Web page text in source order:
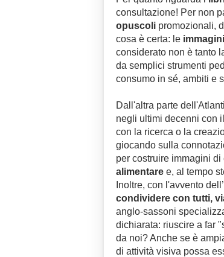
consultazione! Per non
opuscoli promozionali,
cosa è certa: le
considerato non è tanto
da semplici strumenti
consumo in sé, ambiti e
Dall'altra parte
negli ultimi decenni con
con la ricerca o la
giocando sulla
per costruire immagini
alimentare e, al tempo
Inoltre, con l'avvento
condividere con tutti,
anglo-sassoni
dichiarata: riuscire a far
da noi? Anche se è
di attività visiva possa